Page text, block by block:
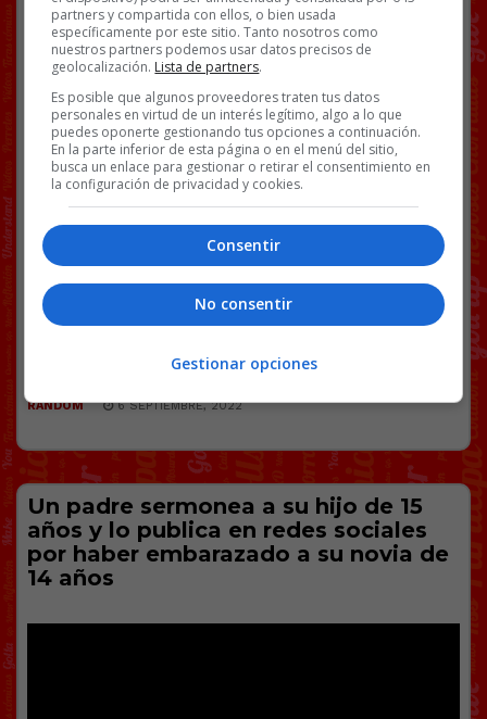
El_Grouchicoenviado por @Heisenberg911
Facebook
Twitter
WhatsApp
Gmail
Copy
Link
CHICAS HACKERS NOTICIAS RUSIA UCRANIA WTF
RANDOM 6 SEPTIEMBRE, 2022
Un padre sermonea a su hijo de 15
años y lo publica en redes sociales
por haber embarazado a su novia de
14 años
partners y compartida con ellos, o bien usada
específicamente por este sitio. Tanto nosotros como
nuestros partners podemos usar datos precisos de
geolocalización. Lista de partners.
Es posible que algunos proveedores traten tus datos
personales en virtud de un interés legítimo, algo a lo que
puedes oponerte gestionando tus opciones a continuación.
En la parte inferior de esta página o en el menú del sitio,
busca un enlace para gestionar o retirar el consentimiento en
la configuración de privacidad y cookies.
Consentir
No consentir
Gestionar opciones